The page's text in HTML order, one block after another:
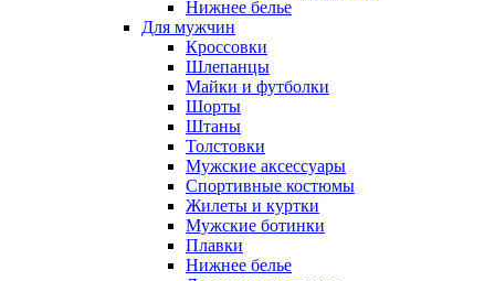
Нижнее белье
Для мужчин
Кроссовки
Шлепанцы
Майки и футболки
Шорты
Штаны
Толстовки
Мужские аксессуары
Спортивные костюмы
Жилеты и куртки
Мужские ботинки
Плавки
Нижнее белье